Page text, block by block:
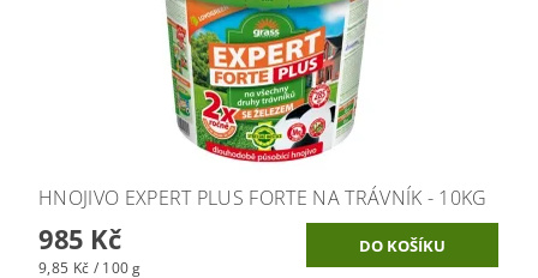
HNOJIVO EXPERT PLUS FORTE NA TRÁVNÍK - 10KG
985 Kč
9,85 Kč / 100 g